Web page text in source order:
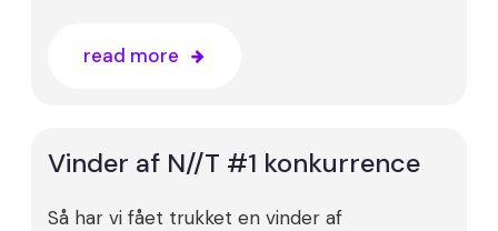
read more
Vinder af N//T #1 konkurrence
Så har vi fået trukket en vinder af